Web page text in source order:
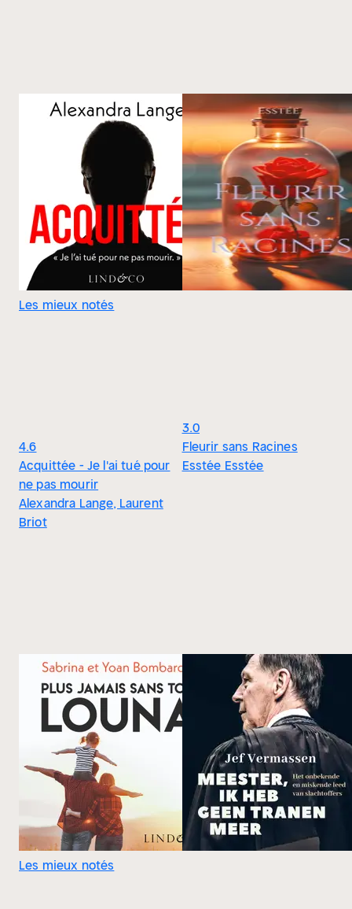
Les mieux notés
4.6
Acquittée - Je l'ai tué pour
ne pas mourir
Alexandra Lange, Laurent
Briot
3.0
Fleurir sans Racines
Esstée Esstée
Les mieux notés